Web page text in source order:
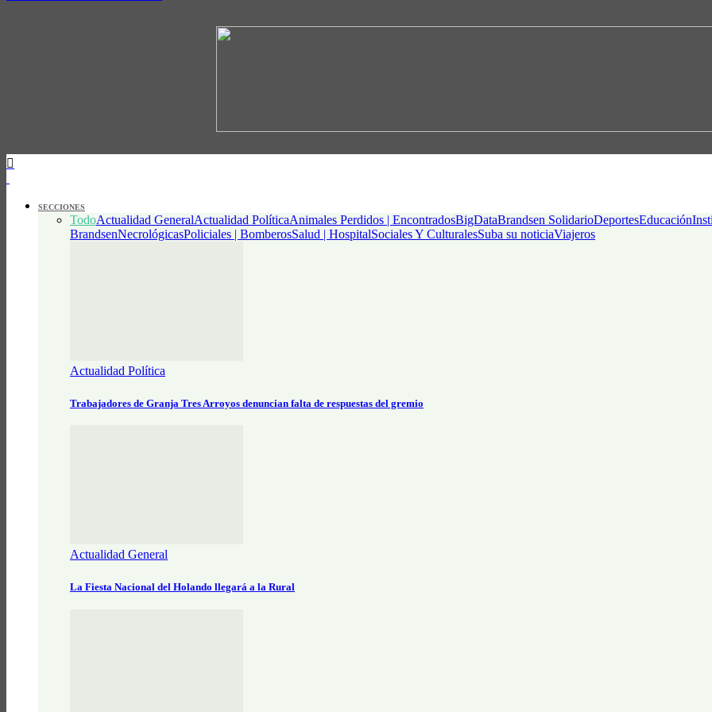
SECCIONES
TodoActualidad GeneralActualidad PolíticaAnimales Perdidos | EncontradosBigDataBrandsen SolidarioDeportesEducación
BrandsenNecrológicasPoliciales | BomberosSalud | HospitalSociales Y CulturalesSuba su noticiaViajeros
Actualidad Política
Trabajadores de Granja Tres Arroyos denuncian falta de respuestas del gremio
Actualidad General
La Fiesta Nacional del Holando llegará a la Rural